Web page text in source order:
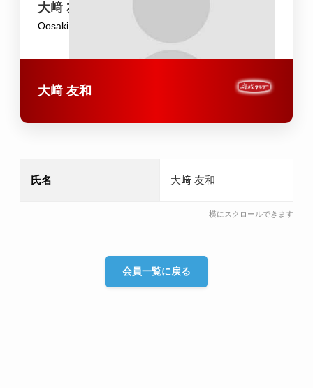
大﨑 友和
Oosaki Tomokazu
大﨑 友和
氏名 大﨑 友和
会員一覧に戻る